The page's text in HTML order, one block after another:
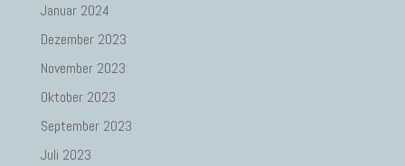
Januar 2024
Dezember 2023
November 2023
Oktober 2023
September 2023
Juli 2023